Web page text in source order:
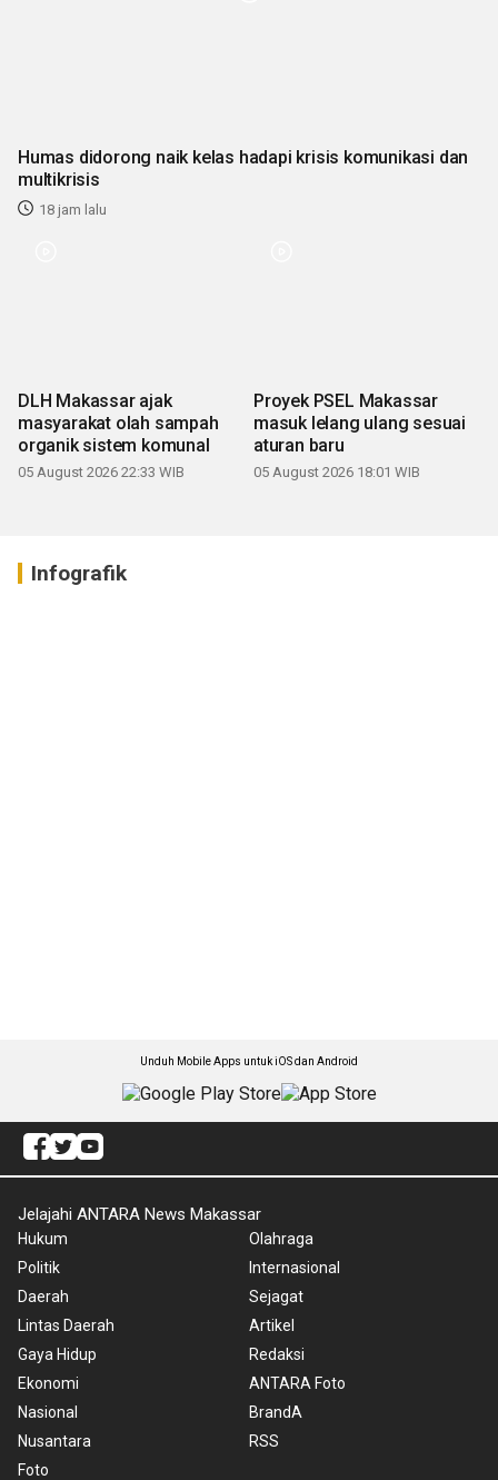
Humas didorong naik kelas hadapi krisis komunikasi dan
multikrisis
18 jam lalu
DLH Makassar ajak
masyarakat olah sampah
organik sistem komunal
05 August 2026 22:33 WIB
Proyek PSEL Makassar
masuk lelang ulang sesuai
aturan baru
05 August 2026 18:01 WIB
Infografik
Unduh Mobile Apps untuk iOS dan Android
Jelajahi ANTARA News Makassar
Hukum
Politik
Daerah
Lintas Daerah
Gaya Hidup
Ekonomi
Nasional
Nusantara
Foto
Olahraga
Internasional
Sejagat
Artikel
Redaksi
ANTARA Foto
BrandA
RSS